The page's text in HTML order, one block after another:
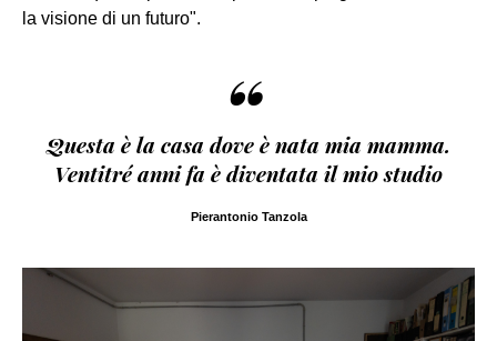
la visione di un futuro".
“
Questa è la casa dove è nata mia mamma.
Ventitré anni fa è diventata il mio studio
Pierantonio Tanzola